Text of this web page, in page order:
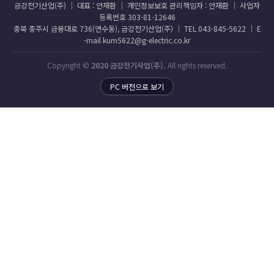
금강전기산업(주) │ 대표 : 안재환 │ 개인정보보호 관리책임자 : 안재환 │ 사업자
등록번호 303-81-12646
충북 충주시 금봉대로 736(연수동), 금강전기산업(주) │ TEL 043-845-5622 │ E
-mail kum5622@g-electric.co.kr
Copyright © 2020 금강전기사업(주). All rights reserved.
PC 버전으로 보기